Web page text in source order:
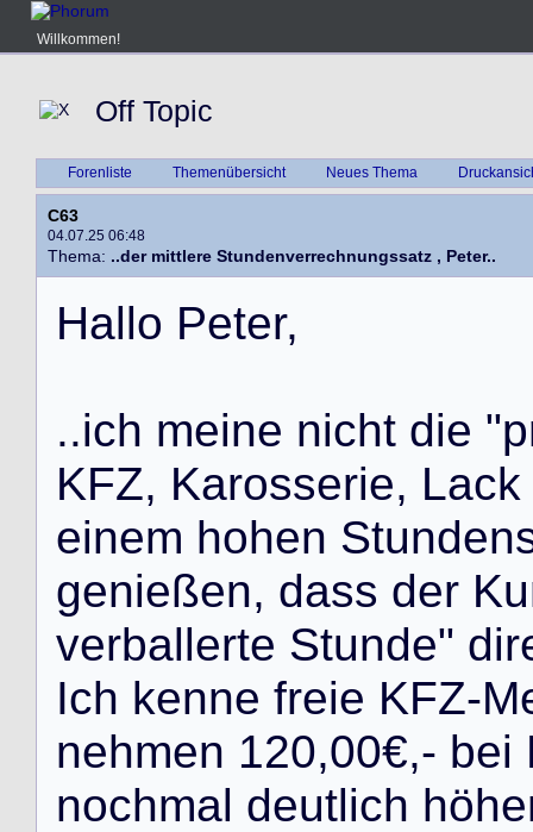
Willkommen!
Off Topic
Forenliste Themenübersicht Neues Thema
C63
04.07.25 06:48
Thema: ..der mittlere Stundenverrechnungssatz , Peter..
Hallo Peter,
..ich meine nicht die "p
KFZ, Karosserie, Lack
einem hohen Stunden
genießen, dass der Ku
verballerte Stunde" dir
Ich kenne freie KFZ-M
nehmen 120,00€,- bei
nochmal deutlich höhe